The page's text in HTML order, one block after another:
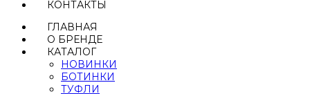
КОНТАКТЫ
ГЛАВНАЯ
О БРЕНДЕ
КАТАЛОГ
НОВИНКИ
БОТИНКИ
ТУФЛИ